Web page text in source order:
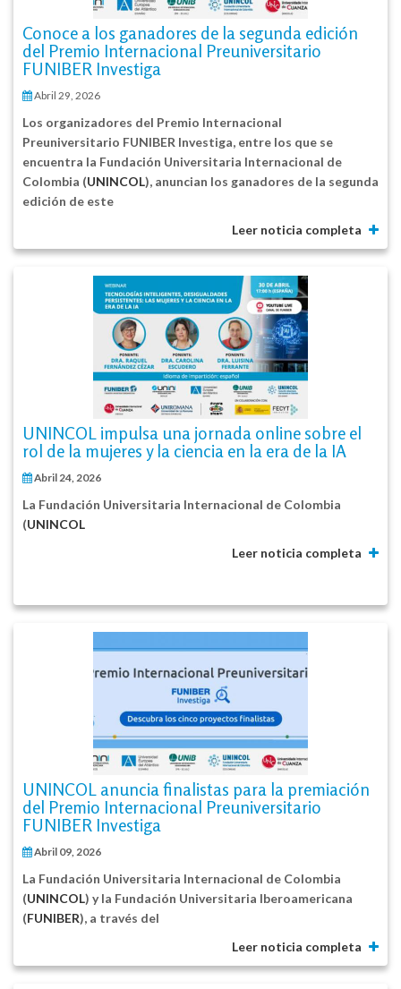
Conoce a los ganadores de la segunda edición
del Premio Internacional Preuniversitario
FUNIBER Investiga
Abril 29, 2026
Los organizadores del Premio Internacional
Preuniversitario FUNIBER Investiga, entre los que se
encuentra la Fundación Universitaria Internacional de
Colombia (UNINCOL), anuncian los ganadores de la segunda
edición de este
Leer noticia completa
UNINCOL impulsa una jornada online sobre el
rol de la mujeres y la ciencia en la era de la IA
Abril 24, 2026
La Fundación Universitaria Internacional de Colombia
(UNINCOL
Leer noticia completa
UNINCOL anuncia finalistas para la premiación
del Premio Internacional Preuniversitario
FUNIBER Investiga
Abril 09, 2026
La Fundación Universitaria Internacional de Colombia
(UNINCOL) y la Fundación Universitaria Iberoamericana
(FUNIBER), a través del
Leer noticia completa